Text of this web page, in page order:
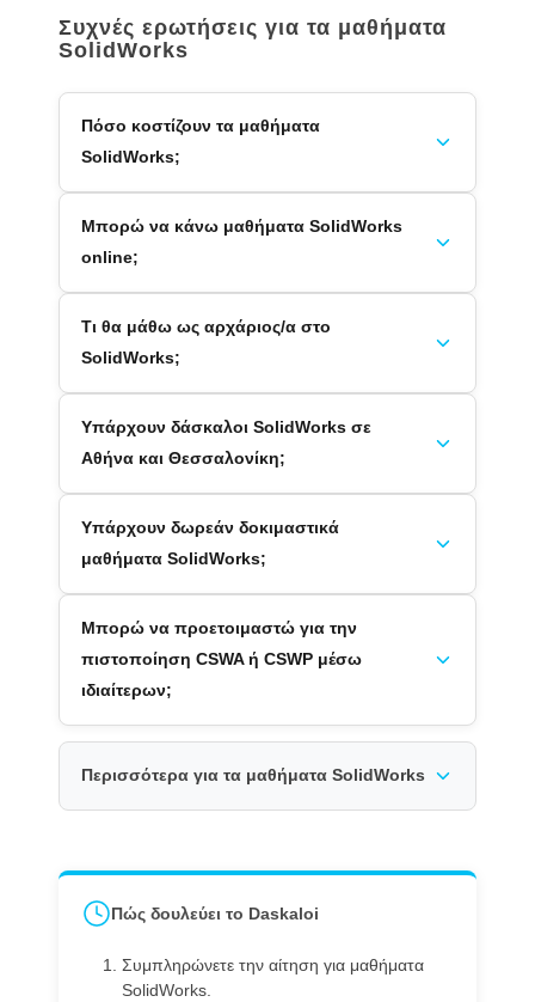
Συχνές ερωτήσεις για τα μαθήματα
SolidWorks
Πόσο κοστίζουν τα μαθήματα
SolidWorks;
Μπορώ να κάνω μαθήματα SolidWorks
online;
Τι θα μάθω ως αρχάριος/α στο
SolidWorks;
Υπάρχουν δάσκαλοι SolidWorks σε
Αθήνα και Θεσσαλονίκη;
Υπάρχουν δωρεάν δοκιμαστικά
μαθήματα SolidWorks;
Μπορώ να προετοιμαστώ για την
πιστοποίηση CSWA ή CSWP μέσω
ιδιαίτερων;
Περισσότερα για τα μαθήματα SolidWorks
Πώς δουλεύει το Daskaloi
Συμπληρώνετε την αίτηση για μαθήματα
SolidWorks.